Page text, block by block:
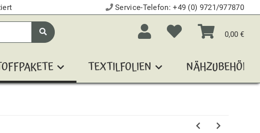
Service-Telefon:+49 (0) 9721/977870
0,00 €
TEXTILFOLIEN NÄHZUBEHÖR